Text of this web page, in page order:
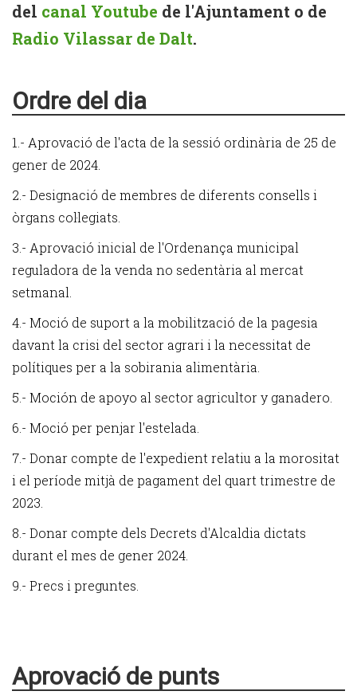
del canal Youtube de l'Ajuntament o de
Radio Vilassar de Dalt.
Ordre del dia
1.- Aprovació de l'acta de la sessió ordinària de 25 de
gener de 2024.
2.- Designació de membres de diferents consells i
òrgans col·legiats.
3.- Aprovació inicial de l'Ordenança municipal
reguladora de la venda no sedentària al mercat
setmanal.
4.- Moció de suport a la mobilització de la pagesia
davant la crisi del sector agrari i la necessitat de
polítiques per a la sobirania alimentària.
5.- Moción de apoyo al sector agricultor y ganadero.
6.- Moció per penjar l'estelada.
7.- Donar compte de l'expedient relatiu a la morositat
i el període mitjà de pagament del quart trimestre de
2023.
8.- Donar compte dels Decrets d'Alcaldia dictats
durant el mes de gener 2024.
9.- Precs i preguntes.
Aprovació de punts